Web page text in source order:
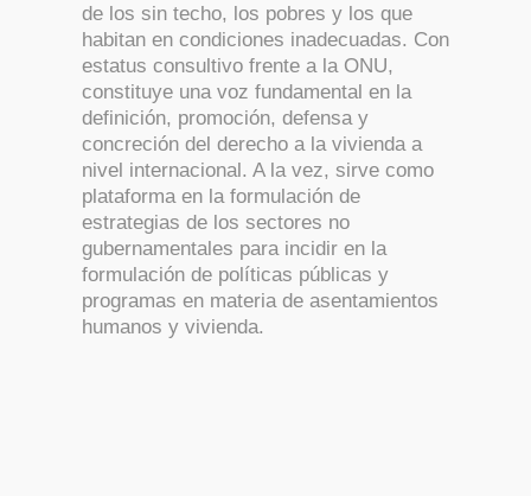
de los sin techo, los pobres y los que
habitan en condiciones inadecuadas. Con
estatus consultivo frente a la ONU,
constituye una voz fundamental en la
definición, promoción, defensa y
concreción del derecho a la vivienda a
nivel internacional. A la vez, sirve como
plataforma en la formulación de
estrategias de los sectores no
gubernamentales para incidir en la
formulación de políticas públicas y
programas en materia de asentamientos
humanos y vivienda.